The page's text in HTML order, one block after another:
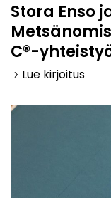
Stora Enso
C®-
keyboard_arrow_right Lue kirjoitus